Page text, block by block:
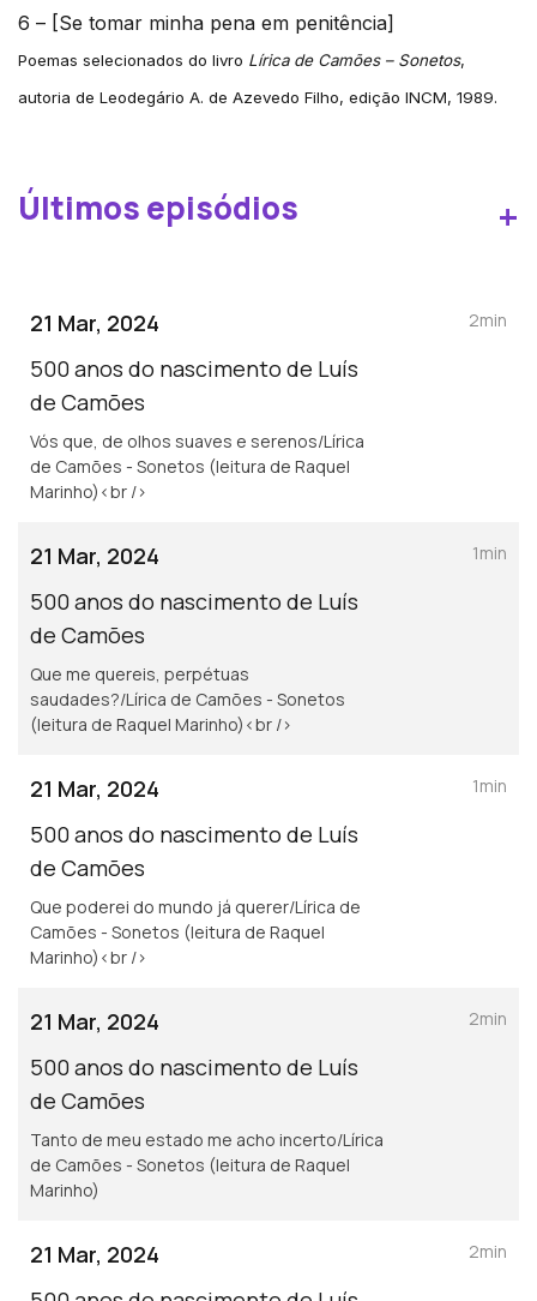
6 – [Se tomar minha pena em penitência]
Poemas selecionados do livro Lírica de Camões – Sonetos,
autoria de Leodegário A. de Azevedo Filho, edição INCM, 1989.
Últimos episódios +
21 Mar, 2024
500 anos do nascimento de Luís
de Camões
Vós que, de olhos suaves e serenos/Lírica
de Camões - Sonetos (leitura de Raquel
Marinho)<br />
2min
21 Mar, 2024
500 anos do nascimento de Luís
de Camões
Que me quereis, perpétuas
saudades?/Lírica de Camões - Sonetos
(leitura de Raquel Marinho)<br />
1min
21 Mar, 2024
500 anos do nascimento de Luís
de Camões
Que poderei do mundo já querer/Lírica de
Camões - Sonetos (leitura de Raquel
Marinho)<br />
1min
21 Mar, 2024
500 anos do nascimento de Luís
de Camões
Tanto de meu estado me acho incerto/Lírica
de Camões - Sonetos (leitura de Raquel
Marinho)
2min
21 Mar, 2024
2min